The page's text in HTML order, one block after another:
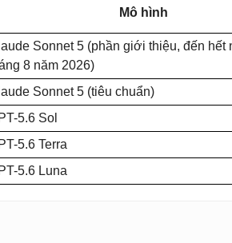
Mô hình
Sonnet 5 (phần giới thiệu, đến hết
8 năm 2026)
Sonnet 5 (tiêu chuẩn)
5.6 Sol
5.6 Terra
5.6 Luna